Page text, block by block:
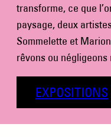
transforme, ce que
paysage, deux
Sommelette et
rêvons ou
EXPOSITIONS